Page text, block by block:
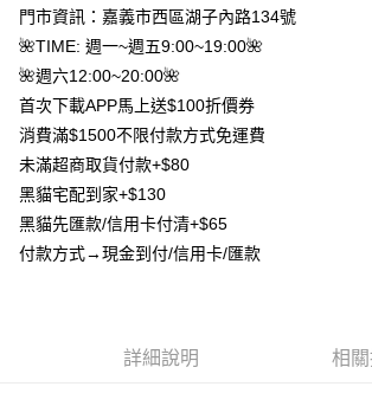
【大哥付你分期使用說明】
2.付款方式選擇「大哥付你分期」，訂單成立後會自動
流程，驗證手機門號後，選擇欲分期的期數、繳款截止
成交易。
3.實際核准額度、可分期數及費用金額請依後續交易確
4.訂單成立30分鐘內，如未前往確認交易或遇審核未通
消。如遇「轉專審核」未通過狀況，表示未達大哥付你
【繳款方式說明】
1.分期款項不併入電信帳單，「大哥付你分期」於每月
醒簡訊。
2.透過簡訊連結打開帳單後，可選擇「超商條碼／台灣
1.本服務係由「台灣大哥大股份有限公司」（以下簡稱
用戶於交易時，得透過本服務購買商品或服務，並由商
AFTEE先享後付
相關說明
【關於「AFTEE先享後付」】
AFTEE先享後付是「在收到商品之後才付款」的支付方
便利好安心！
１．簡單：不需註冊會員、不需綁卡、不需儲值。
２．便利：只要手機號碼，簡訊認證，即可結帳。
３．安心：先確認商品／服務後，再付款。
【「AFTEE先享後付」結帳流程】
１．於結帳方式選擇「AFTEE先享後付」後，將跳轉至
※ 請注意：結帳手續完成當下不需立刻繳費，但若您
ATM付款
貨到付款
運送方式
全家取貨付款
每筆NT$80，滿NT$1,500(含以上)免運費
門市資訊：嘉義市西區湖子內路134號
🌺TIME: 週一~週五9:00~19:00🌺
🌺週六12:00~20:00🌺
首次下載APP馬上送$100折價券
消費滿$1500不限付款方式免運費
未滿超商取貨付款+$80
黑貓宅配到家+$130
黑貓先匯款/信用卡付清+$65
付款方式→現金到付/信用卡/匯款
詳細說明 相